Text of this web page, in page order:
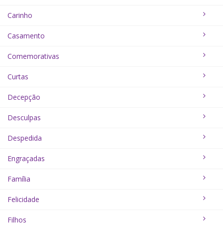
Carinho
Casamento
Comemorativas
Curtas
Decepção
Desculpas
Despedida
Engraçadas
Família
Felicidade
Filhos